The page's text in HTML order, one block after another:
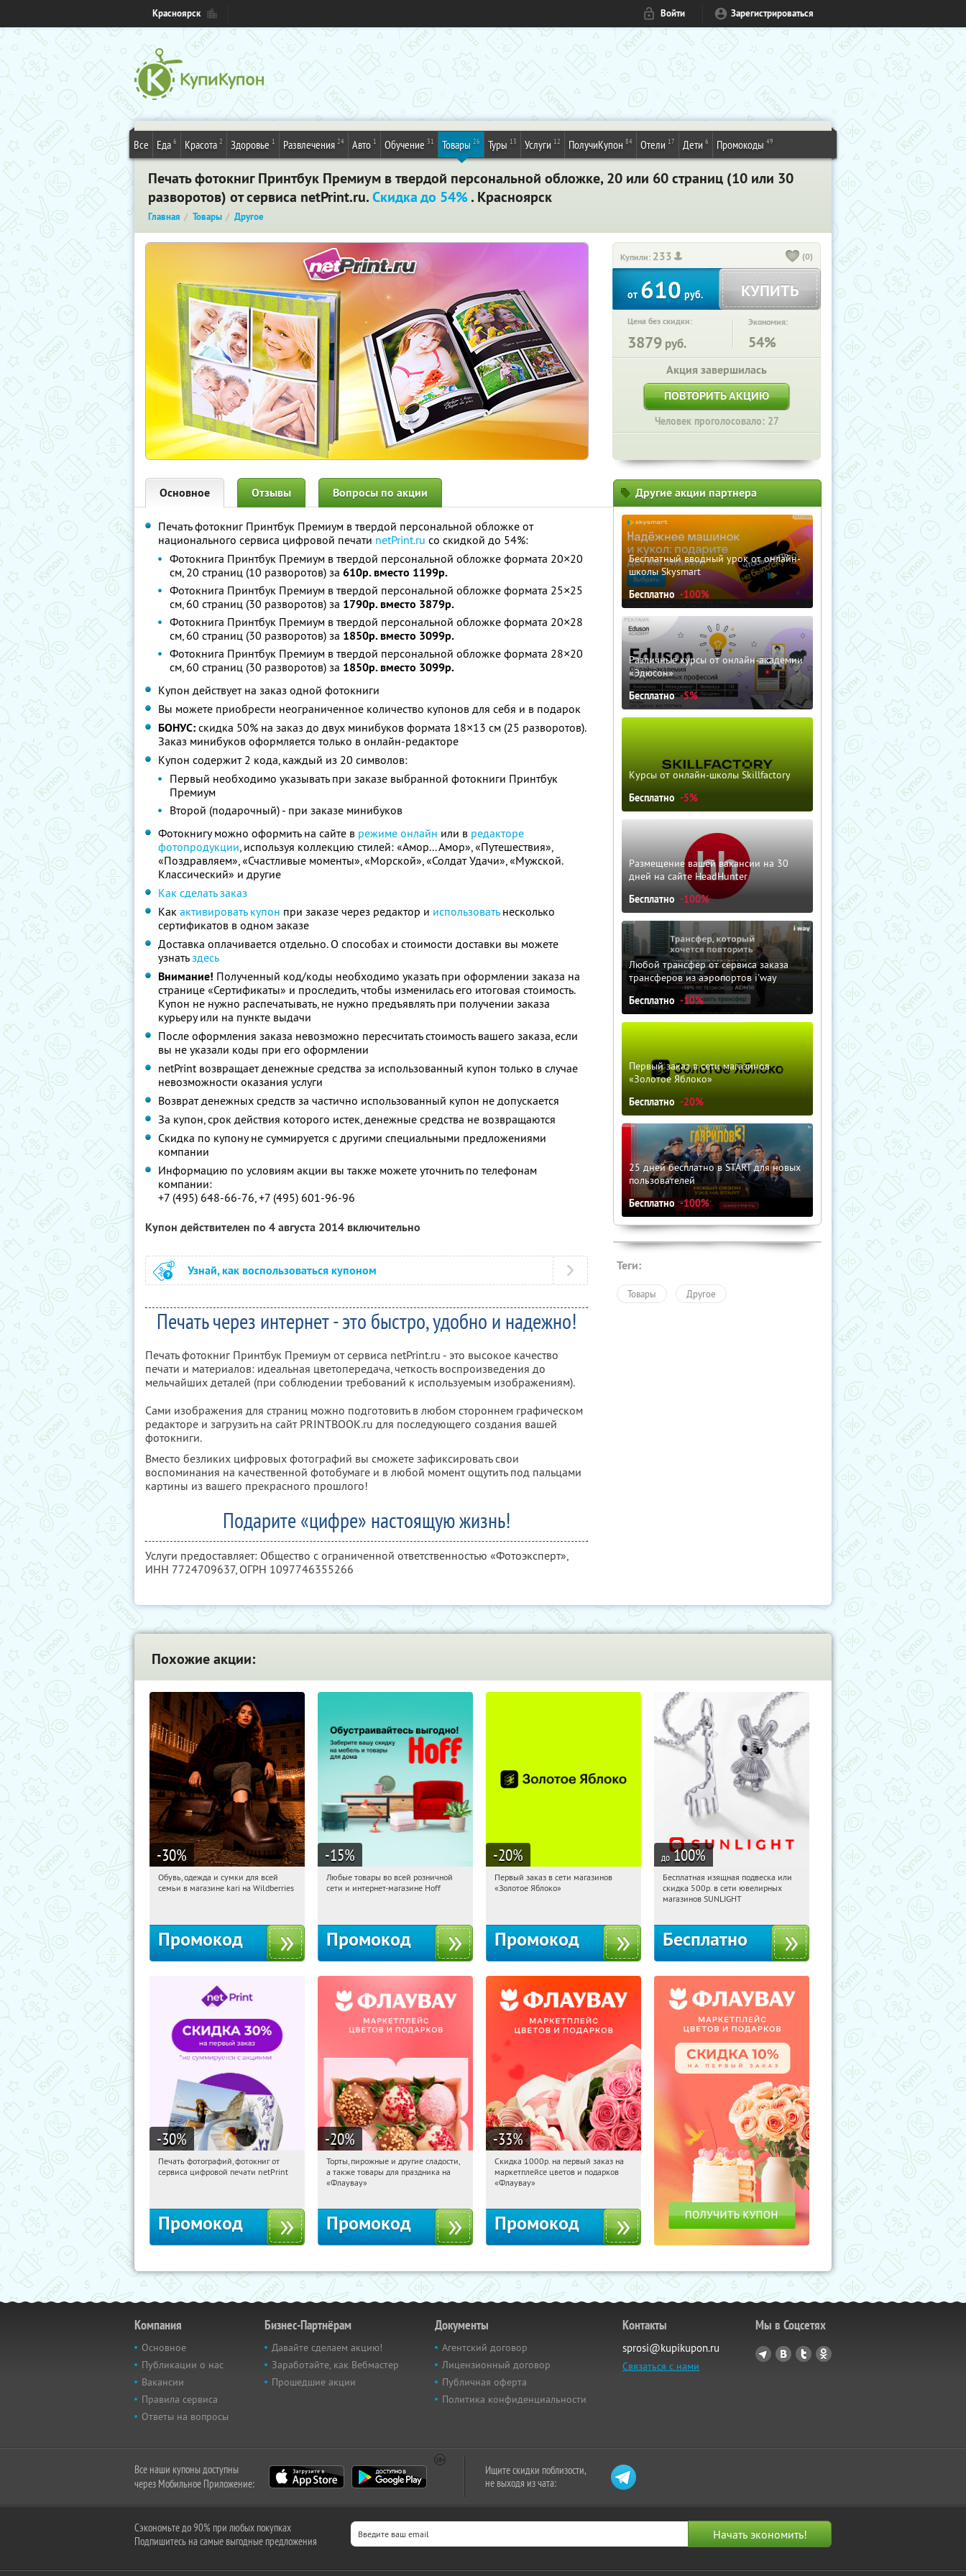
Красноярск Войти Зарегистрироваться
Все Еда 6 Красота 2 Здоровье 1 Развлечения 24 Авто 1 Обучение 31 Товары 26 Туры 13 Услуги 12 ПолучиКупон 84 Отели 17 Дети 6 Промокоды 49
Печать фотокниг Принтбук Премиум в твердой персональной обложке, 20 или 60 страниц (10 или 30
разворотов) от сервиса netPrint.ru.Скидка до 54%. Красноярск
Главная Товары Другое
Купили: 233 (0)
от610руб. КУПИТЬ
Цена без скидки:
3879 руб.
Экономия:
54%
Акция завершилась
ПОВТОРИТЬ АКЦИЮ
Человек проголосовало: 27
Основное Отзывы Вопросы по акции
Печать фотокниг Принтбук Премиум в твердой персональной обложке от
национального сервиса цифровой печати netPrint.ru со скидкой до 54%:
Фотокнига Принтбук Премиум в твердой персональной обложке формата 20×20
см, 20 страниц (10 разворотов) за 610р. вместо 1199р.
Фотокнига Принтбук Премиум в твердой персональной обложке формата 25×25
см, 60 страниц (30 разворотов) за 1790р. вместо 3879р.
Фотокнига Принтбук Премиум в твердой персональной обложке формата 20×28
см, 60 страниц (30 разворотов) за 1850р. вместо 3099р.
Фотокнига Принтбук Премиум в твердой персональной обложке формата 28×20
см, 60 страниц (30 разворотов) за 1850р. вместо 3099р.
Купон действует на заказ одной фотокниги
Вы можете приобрести неограниченное количество купонов для себя и в подарок
БОНУС: скидка 50% на заказ до двух минибуков формата 18×13 см (25 разворотов).
Заказ минибуков оформляется только в онлайн-редакторе
Купон содержит 2 кода, каждый из 20 символов:
Первый необходимо указывать при заказе выбранной фотокниги Принтбук
Премиум
Второй (подарочный) - при заказе минибуков
Фотокнигу можно оформить на сайте в режиме онлайн или в редакторе
фотопродукции, используя коллекцию стилей: «Амор... Амор», «Путешествия»,
«Поздравляем», «Счастливые моменты», «Морской», «Солдат Удачи», «Мужской.
Классический» и другие
Как сделать заказ
Как активировать купон при заказе через редактор и использоватьнесколько
сертификатов в одном заказе
Доставка оплачивается отдельно. О способах и стоимости доставки вы можете
узнатьздесь
Внимание! Полученный код/коды необходимо указать при оформлении заказа на
странице «Сертификаты» и проследить, чтобы изменилась его итоговая стоимость.
Купон не нужно распечатывать, не нужно предъявлять при получении заказа
курьеру или на пункте выдачи
После оформления заказа невозможно пересчитать стоимость вашего заказа, если
вы не указали коды при его оформлении
netPrint возвращает денежные средства за использованный купон только в случае
невозможности оказания услуги
Возврат денежных средств за частично использованный купон не допускается
За купон, срок действия которого истек, денежные средства не возвращаются
Скидка по купону не суммируется с другими специальными предложениями
компании
Информацию по условиям акции вы также можете уточнить по телефонам
компании:
+7 (495) 648-66-76, +7 (495) 601-96-96
Купон действителен по 4 августа 2014 включительно
Узнай, как воспользоваться купоном
Печать через интернет - это быстро, удобно и надежно!
Печать фотокниг Принтбук Премиум от сервиса netPrint.ru - это высокое качество
печати и материалов: идеальная цветопередача, четкость воспроизведения до
мельчайших деталей (при соблюдении требований к используемым изображениям).
Сами изображения для страниц можно подготовить в любом стороннем графическом
редакторе и загрузить на сайт PRINTBOOK.ru для последующего создания вашей
фотокниги.
Вместо безликих цифровых фотографий вы сможете зафиксировать свои
воспоминания на качественной фотобумаге и в любой момент ощутить под пальцами
картины из вашего прекрасного прошлого!
Подарите «цифре» настоящую жизнь!
Услуги предоставляет: Общество с ограниченной ответственностью «Фотоэксперт»,
ИНН 7724709637, ОГРН 1097746355266
Другие акции партнера
Бесплатный вводный урок от онлайн-
школы Skysmart
Бесплатно -100%
Различные курсы от онлайн-академии
«Эдюсон»
Бесплатно -5%
Курсы от онлайн-школы Skillfactory
Бесплатно -5%
Размещение вашей вакансии на 30
дней на сайте HeadHunter
Бесплатно -100%
Любой трансфер от сервиса заказа
трансферов из аэропортов i'way
Бесплатно -10%
Первый заказ в сети магазинов
«Золотое Яблоко»
Бесплатно -20%
25 дней бесплатно в START для новых
пользователей
Бесплатно -100%
Теги:
Товары Другое
Похожие акции:
-30%
04:56:32 Получили:
Обувь, одежда и сумки для всей
семьи в магазине kari на Wildberries
Промокод
-15%
04:56:32 Получили:
Любые товары во всей розничной
сети и интернет-магазине Hoff
Промокод
-20%
04:56:32
Получи первым!
Первый заказ в сети магазинов
«Золотое Яблоко»
Промокод
до 100%
04:56:32 Получили:
Россия
Бесплатная изящная подвеска или
скидка 500р. в сети ювелирных
магазинов SUNLIGHT
Бесплатно
-30%
04:56:32 Получили:
Печать фотографий, фотокниг от
сервиса цифровой печати netPrint
Промокод
-20%
04:56:32 Получили:
Россия
Торты, пирожные и другие сладости,
а также товары для праздника на
«Флаувау»
Промокод
-33%
04:56:32 Получили:
Россия
Скидка 1000р. на первый заказ на
маркетплейсе цветов и подарков
«Флаувау»
Промокод
Компания
Основное
Публикации о нас
Вакансии
Правила сервиса
Ответы на вопросы
Бизнес-Партнёрам
Давайте сделаем акцию!
Заработайте, как Вебмастер
Прошедшие акции
Документы
Агентский договор
Лицензионный договор
Публичная оферта
Политика конфиденциальности
Контакты
sprosi@kupikupon.ru
Связаться с нами
Мы в Соцсетях
Все наши купоны доступны
через Мобильное Приложение:
Ищите скидки поблизости,
не выходя из чата:
Сэкономьте до 90% при любых покупках
Подпишитесь на самые выгодные предложения